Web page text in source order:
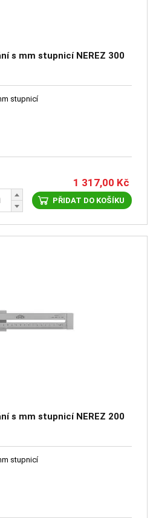
s mm stupnicí NEREZ 300
stupnicí
1 317,00 Kč
PŘIDAT DO KOŠÍKU
s mm stupnicí NEREZ 200
stupnicí